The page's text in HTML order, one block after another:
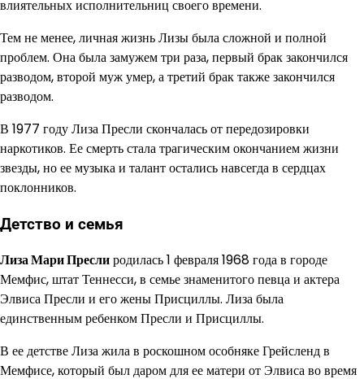
влиятельных исполнительниц своего времени.
Тем не менее, личная жизнь Лизы была сложной и полной
проблем. Она была замужем три раза, первый брак закончился
разводом, второй муж умер, а третий брак также закончился
разводом.
В 1977 году Лиза Пресли скончалась от передозировки
наркотиков. Ее смерть стала трагическим окончанием жизни
звезды, но ее музыка и талант остались навсегда в сердцах
поклонников.
Детство и семья
Лиза Мари Преслиродилась 1 февраля 1968 года в городе
Мемфис, штат Теннесси, в семье знаменитого певца и актера
Элвиса Пресли и его жены Присциллы. Лиза была
единственным ребенком Пресли и Присциллы.
В ее детстве Лиза жила в роскошном особняке Грейсленд в
Мемфисе, который был даром для ее матери от Элвиса во время